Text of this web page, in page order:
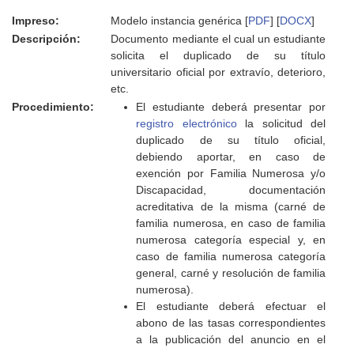
Impreso: Modelo instancia genérica [PDF] [DOCX]
Descripción:
Documento mediante el cual un estudiante
solicita el duplicado de su título
universitario oficial por extravío, deterioro,
etc.
Procedimiento:
El estudiante deberá presentar por
registro electrónicola solicitud del
duplicado de su título oficial,
debiendo aportar, en caso de
exención por Familia Numerosa y/o
Discapacidad, documentación
acreditativa de la misma (carné de
familia numerosa, en caso de familia
numerosa categoría especial y, en
caso de familia numerosa categoría
general, carné y resolución de familia
numerosa).
El estudiante deberá efectuar el
abono de las tasas correspondientes
a la publicación del anuncio en el